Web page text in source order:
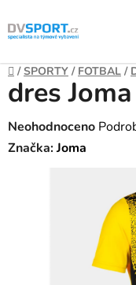
Přejít
na
Domů
/ SPORTY / FOTBAL /
dres
Průměrné
hodnocení
Neohodnoceno
Značka:Joma